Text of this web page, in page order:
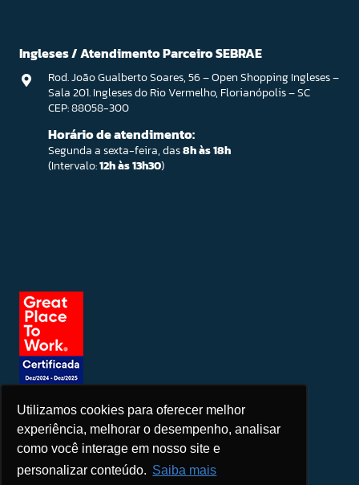
Utilizamos cookies para oferecer melhor
experiência, melhorar o desempenho, analisar
como você interage em nosso site e
personalizar conteúdo. Saiba mais
Ingleses / Atendimento Parceiro SEBRAE
Rod. João Gualberto Soares, 56 – Open Shopping Ingleses –
Sala 201. Ingleses do Rio Vermelho, Florianópolis – SC
CEP: 88058-300
Horário de atendimento:
Segunda a sexta-feira, das8h às 18h
(Intervalo:12h às 13h30)
Seja um patrocinador